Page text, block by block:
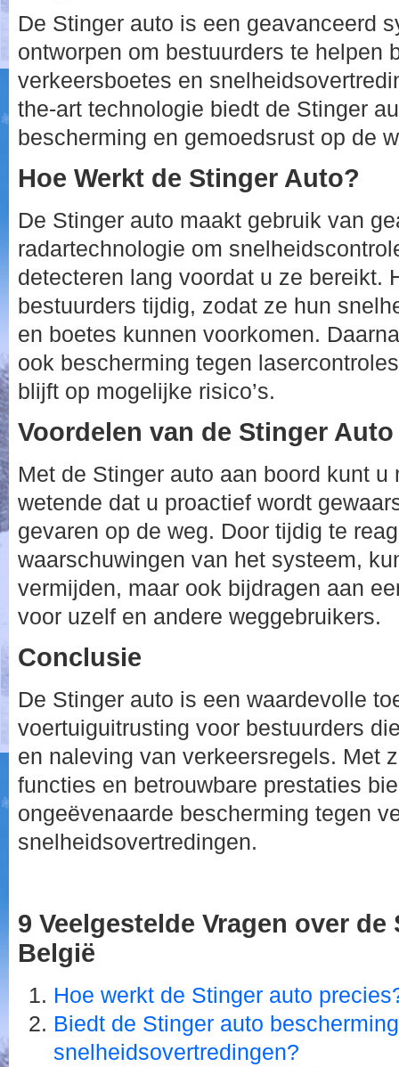
De Stinger auto is een geavanceerd
ontworpen om bestuurders te helpen
verkeersboetes en
the-art technologie biedt de Stinger
bescherming en gemoedsrust op de
Hoe Werkt de Stinger Auto?
De Stinger auto maakt gebruik van
radartechnologie om
detecteren lang voordat u ze bereikt.
bestuurders tijdig, zodat ze hun
en boetes kunnen voorkomen.
ook bescherming tegen
blijft op mogelijke risico’s.
Voordelen van de Stinger Auto
Met de Stinger auto aan boord kunt u
wetende dat u proactief wordt
gevaren op de weg. Door tijdig te
waarschuwingen van het systeem,
vermijden, maar ook bijdragen aan
voor uzelf en andere weggebruikers.
Conclusie
De Stinger auto is een waardevolle
voertuiguitrusting voor bestuurders
en naleving van verkeersregels. Met
functies en betrouwbare prestaties
ongeëvenaarde bescherming tegen
snelheidsovertredingen.
9 Veelgestelde Vragen over
België
Hoe werkt de Stinger auto
Biedt de Stinger auto
snelheidsovertredingen?